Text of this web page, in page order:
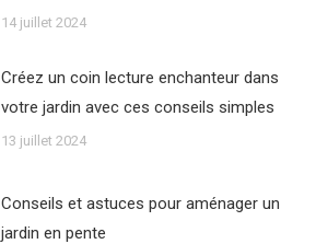
14 juillet 2024
Créez un coin lecture enchanteur dans
votre jardin avec ces conseils simples
13 juillet 2024
Conseils et astuces pour aménager un
jardin en pente